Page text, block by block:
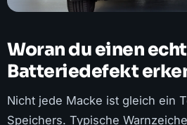
Woran du einen
Batteriedefekt
Nicht jede Macke ist gleich ein
Speichers. Typische